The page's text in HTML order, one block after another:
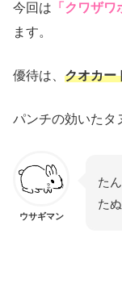
今回は 「クワザワ
ます。
優待は、 クオカー
パンチの効いたタ
ウサギマン
た
た